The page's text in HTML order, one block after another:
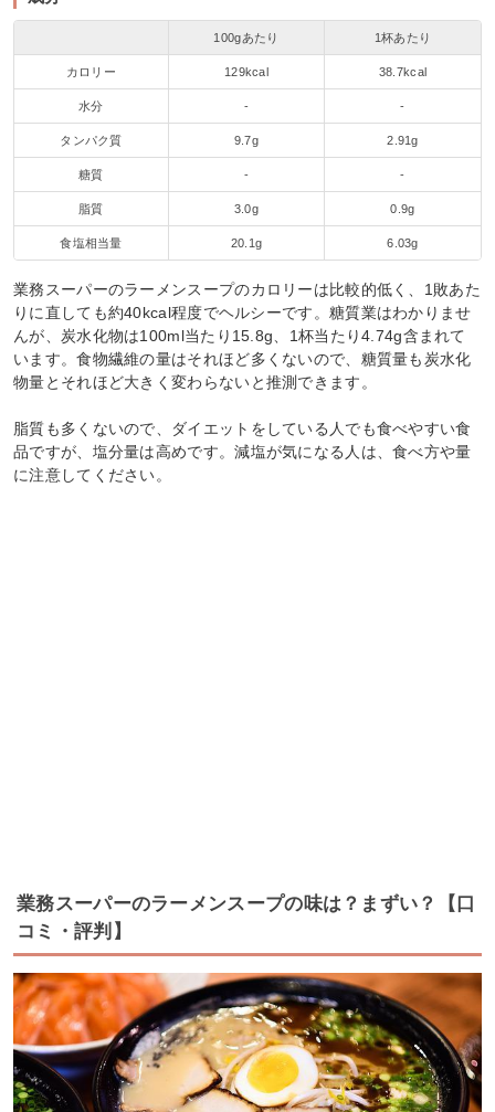
100gあたり 1杯あたり
カロリー 129kcal 38.7kcal
水分 - -
タンパク質 9.7g 2.91g
糖質 - -
脂質 3.0g 0.9g
食塩相当量 20.1g 6.03g
業務スーパーのラーメンスープのカロリーは比較的低く、1敗あた
りに直しても約40kcal程度でヘルシーです。糖質業はわかりませ
んが、炭水化物は100ml当たり15.8g、1杯当たり4.74g含まれて
います。食物繊維の量はそれほど多くないので、糖質量も炭水化
物量とそれほど大きく変わらないと推測できます。
脂質も多くないので、ダイエットをしている人でも食べやすい食
品ですが、塩分量は高めです。減塩が気になる人は、食べ方や量
に注意してください。
業務スーパーのラーメンスープの味は？まずい？【口
コミ・評判】